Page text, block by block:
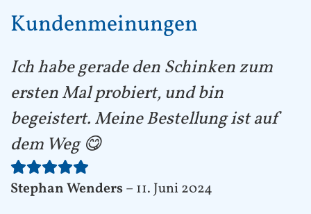
Kundenmeinungen
Ich habe gerade den Schinken zum
ersten Mal probiert, und bin
begeistert. Meine Bestellung ist auf
dem Weg 😋
Stephan Wenders– 11. Juni 2024